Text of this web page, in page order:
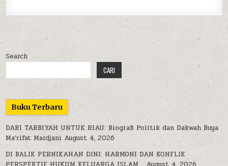
Search
CARI
Buku Terbaru
DARI TARBIYAH UNTUK RIAU: Biografi Politik dan Dakwah Buya
Ma’rifat Mardjani August 4, 2026
DI BALIK PERNIKAHAN DINI: HARMONI DAN KONFLIK